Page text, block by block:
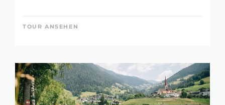
TOUR ANSEHEN